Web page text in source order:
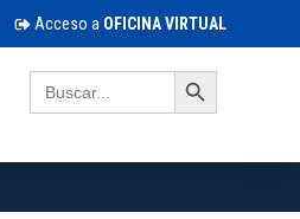
Acceso a OFICINA VIRTUAL
Search
for:
Search Button